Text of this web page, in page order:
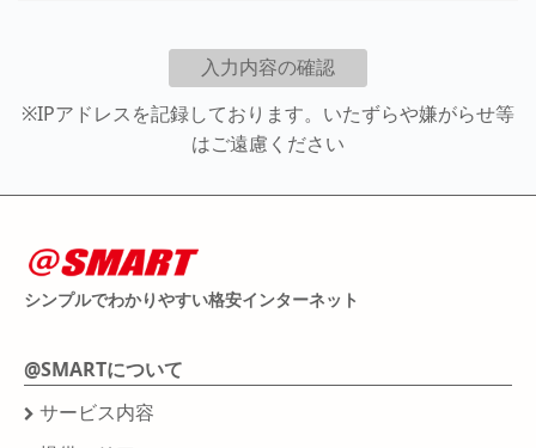
※IPアドレスを記録しております。いたずらや嫌がらせ等
はご遠慮ください
シンプルでわかりやすい格安インターネット
@SMARTについて
サービス内容